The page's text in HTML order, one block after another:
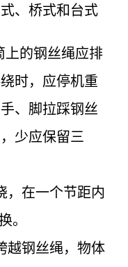
、桥式和台式
上的钢丝绳应排
时，应停机重
、脚拉踩钢丝
少应保留三
，在一个节距内
换。
越钢丝绳，物体